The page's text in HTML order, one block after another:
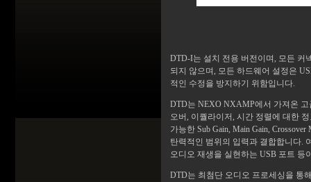
DTD-I는 설치 전용 버전이며, 모든 커
되지 않으며, 모든 하드웨어 설정은
적인 수정을 방지하기 위함입니다.
DTD는 NEXO NXAMP에서 가져온
오버, 이퀄라이저, 시간 정렬에 대한
가능한 Sub Gain, Main Gain,
탄력적인 범위의 입력과 결합합니다.
오디오 재생을 실현하는 USB 포트 등
DTD는 최첨단 오디오 프로세싱을 통